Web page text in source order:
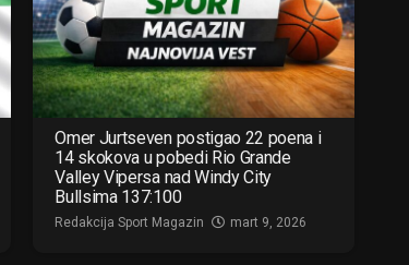
Omer Jurtseven postigao 22 poena i
14 skokova u pobedi Rio Grande
Valley Vipersa nad Windy City
Bullsima 137:100
Redakcija Sport Magazin mart 9, 2026